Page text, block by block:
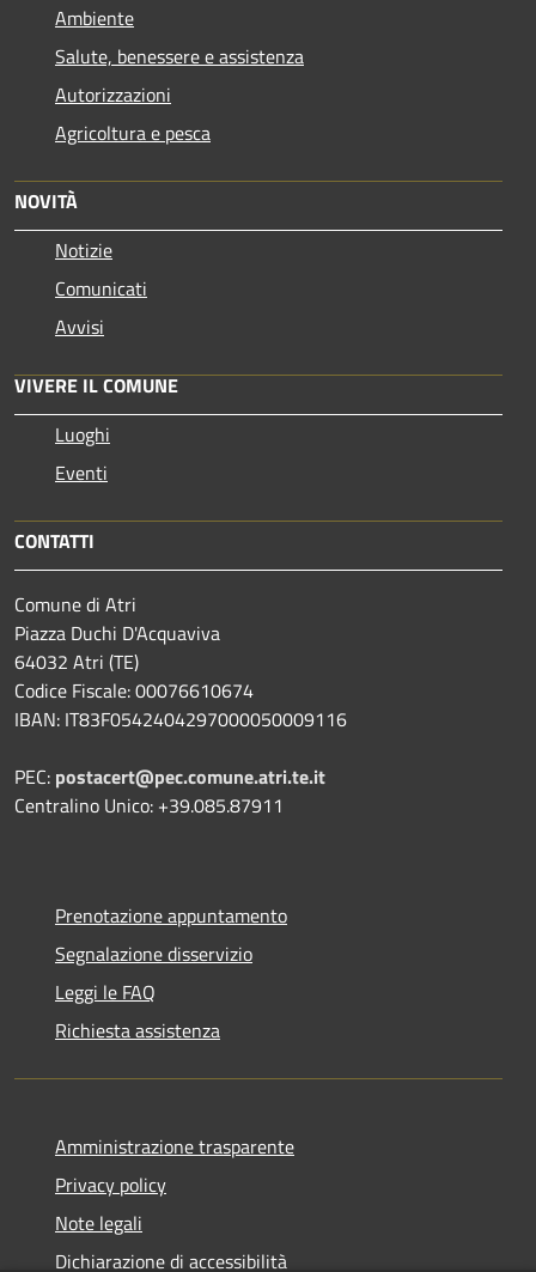
Ambiente
Salute, benessere e assistenza
Autorizzazioni
Agricoltura e pesca
NOVITÀ
Notizie
Comunicati
Avvisi
VIVERE IL COMUNE
Luoghi
Eventi
CONTATTI
Comune di Atri
Piazza Duchi D'Acquaviva
64032 Atri (TE)
Codice Fiscale: 00076610674
IBAN: IT83F0542404297000050009116
PEC: postacert@pec.comune.atri.te.it
Centralino Unico: +39.085.87911
Prenotazione appuntamento
Segnalazione disservizio
Leggi le FAQ
Richiesta assistenza
Amministrazione trasparente
Privacy policy
Note legali
Dichiarazione di accessibilità